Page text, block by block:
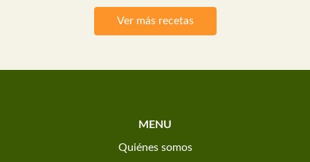
Ver más recetas
MENU
Quiénes somos